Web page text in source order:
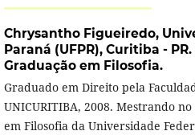
Chrysantho Figueiredo,
Paraná (UFPR), Curitiba -
Graduação em Filosofia.
Graduado em Direito pela
UNICURITIBA, 2008. Mestrando
em Filosofia da Universidade